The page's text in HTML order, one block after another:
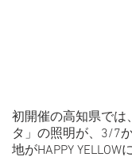
初開催の高知県では
タ」の照明が、3/7
地がHAPPY YELLOW